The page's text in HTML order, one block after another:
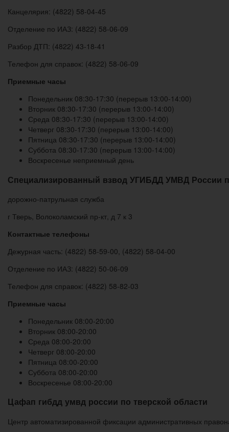
Канцелярия: (4822) 58-04-45
Отделение по ИАЗ: (4822) 58-06-09
Разбор ДТП: (4822) 43-18-41
Телефон для справок: (4822) 58-06-09
Приемные часы
Понедельник 08:30-17:30 (перерыв 13:00-14:00)
Вторник 08:30-17:30 (перерыв 13:00-14:00)
Среда 08:30-17:30 (перерыв 13:00-14:00)
Четверг 08:30-17:30 (перерыв 13:00-14:00)
Пятница 08:30-17:30 (перерыв 13:00-14:00)
Суббота 08:30-17:30 (перерыв 13:00-14:00)
Воскресенье неприемный день
Специализированный взвод УГИБДД УМВД России
дорожно-патрульная служба
г Тверь, Волоколамский пр-кт, д 7 к 3
Контактные телефоны
Дежурная часть: (4822) 58-59-00, (4822) 58-04-00
Отделение по ИАЗ: (4822) 50-06-09
Телефон для справок: (4822) 58-82-03
Приемные часы
Понедельник 08:00-20:00
Вторник 08:00-20:00
Среда 08:00-20:00
Четверг 08:00-20:00
Пятница 08:00-20:00
Суббота 08:00-20:00
Воскресенье 08:00-20:00
Цафап гибдд умвд россии по тверской области
Центр автоматизированной фиксации административных